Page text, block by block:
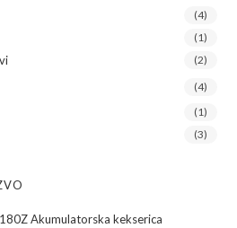
(4)
(1)
(2)
(4)
(1)
(3)
Akumulatorska kekserica